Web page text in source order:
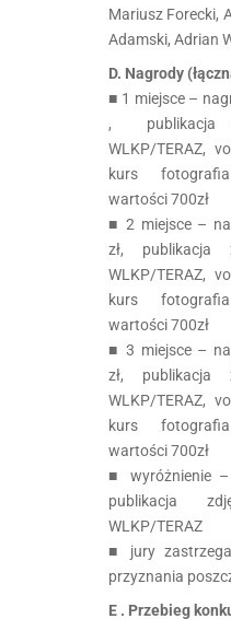
Mariusz Forecki,
Adamski, Adrian
D. Nagrody
■ 1 miejsce –
, publikacja
WLKP/TERAZ,
kurs
wartości 700zł
■ 2 miejsce –
zł, publikacja
WLKP/TERAZ,
kurs
wartości 700zł
■ 3 miejsce –
zł, publikacja
WLKP/TERAZ,
kurs
wartości 700zł
■ wyróżnienie
publikacja
WLKP/TERAZ
■ jury
przyznania
E . Przebieg